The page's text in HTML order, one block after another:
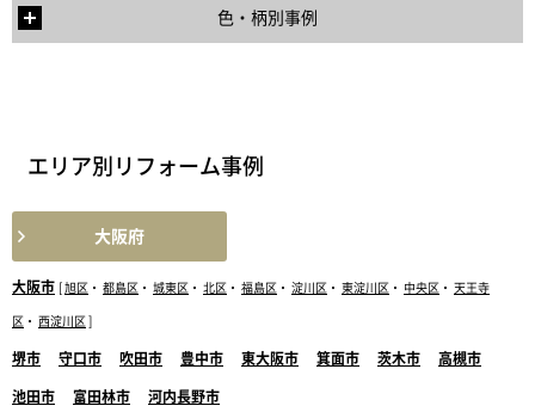
色・柄別事例
エリア別リフォーム事例
大阪府
大阪市 旭区 ・ 都島区 ・ 城東区 ・ 北区 ・ 福島区 ・ 淀川区 ・ 東淀川区 ・ 中央区 ・ 天王寺
区 ・ 西淀川区
堺市 守口市 吹田市 豊中市 東大阪市 箕面市 茨木市 高槻市
池田市 富田林市 河内長野市